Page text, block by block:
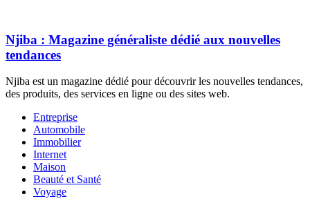
Njiba : Magazine généraliste dédié aux nouvelles
tendances
Njiba est un magazine dédié pour découvrir les nouvelles tendances,
des produits, des services en ligne ou des sites web.
Entreprise
Automobile
Immobilier
Internet
Maison
Beauté et Santé
Voyage